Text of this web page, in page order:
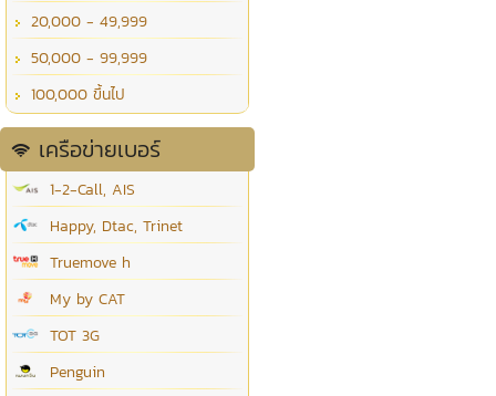
20,000 - 49,999
50,000 - 99,999
100,000 ขึ้นไป
เครือข่ายเบอร์
1-2-Call, AIS
Happy, Dtac, Trinet
Truemove h
My by CAT
TOT 3G
Penguin